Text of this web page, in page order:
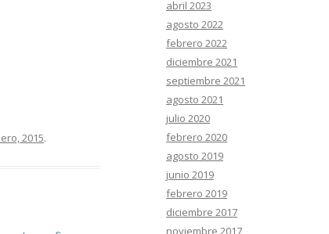
2015.
abril 2023
agosto 2022
febrero 2022
diciembre 2021
septiembre 2021
agosto 2021
julio 2020
febrero 2020
agosto 2019
junio 2019
febrero 2019
diciembre 2017
noviembre 2017